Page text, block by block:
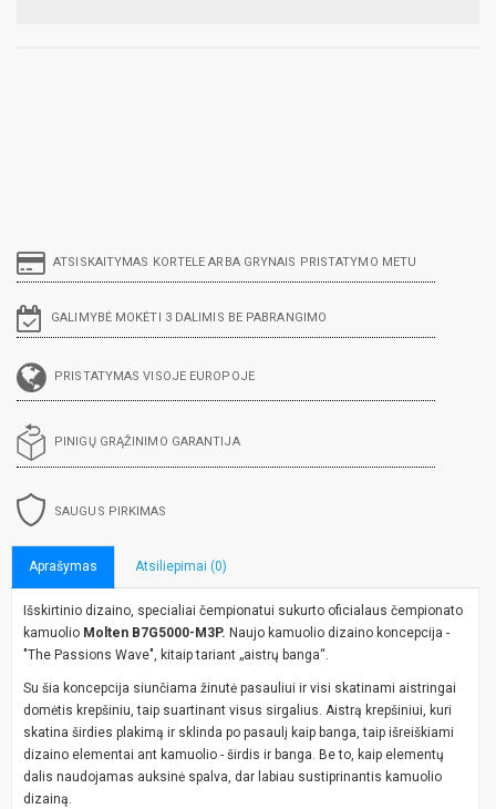
ATSISKAITYMAS KORTELE ARBA GRYNAIS PRISTATYMO METU
GALIMYBĖ MOKĖTI 3 DALIMIS BE PABRANGIMO
PRISTATYMAS VISOJE EUROPOJE
PINIGŲ GRĄŽINIMO GARANTIJA
SAUGUS PIRKIMAS
Aprašymas Atsiliepimai (0)
Išskirtinio dizaino, specialiai čempionatui sukurto oficialaus čempionato
kamuolio Molten B7G5000-M3P. Naujo kamuolio dizaino koncepcija -
"The Passions Wave", kitaip tariant „aistrų banga“.
Su šia koncepcija siunčiama žinutė pasauliui ir visi skatinami aistringai
domėtis krepšiniu, taip suartinant visus sirgalius. Aistrą krepšiniui, kuri
skatina širdies plakimą ir sklinda po pasaulį kaip banga, taip išreiškiami
dizaino elementai ant kamuolio - širdis ir banga. Be to, kaip elementų
dalis naudojamas auksinė spalva, dar labiau sustiprinantis kamuolio
dizainą.